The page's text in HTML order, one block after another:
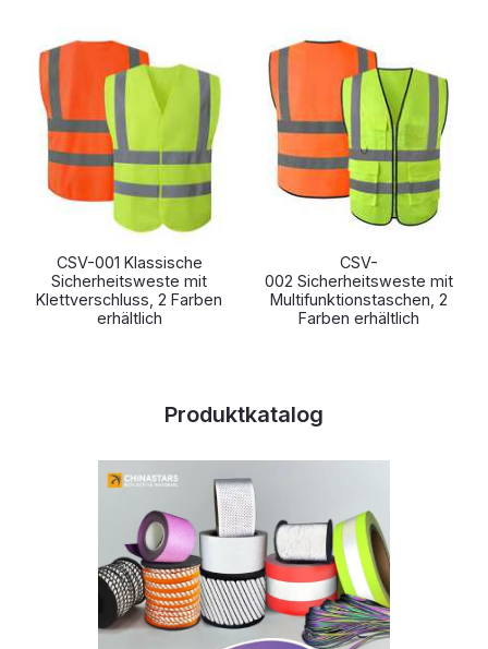
CSV-001 Klassische
Sicherheitsweste mit
Klettverschluss, 2 Farben
erhältlich
CSV-
002 Sicherheitsweste mit
Multifunktionstaschen, 2
Farben erhältlich
Produktkatalog